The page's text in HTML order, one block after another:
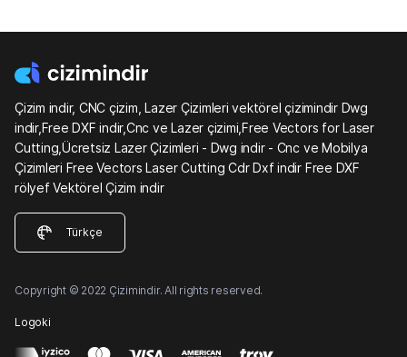
Çizim indir, CNC çizim, Lazer Çizimleri vektörel çizimindir Dwg
indir,Free DXF indir,Cnc ve Lazer çizimi,Free Vectors for Laser
Cutting,Ücretsiz Lazer Çizimleri - Dwg indir - Cnc ve Mobilya
Çizimleri Free Vectors Laser Cutting Cdr Dxf indir Free DXF
rölyef Vektörel Çizim indir
Türkçe
Copyright © 2022 Çizimindir. All rights reserved.
Logoki